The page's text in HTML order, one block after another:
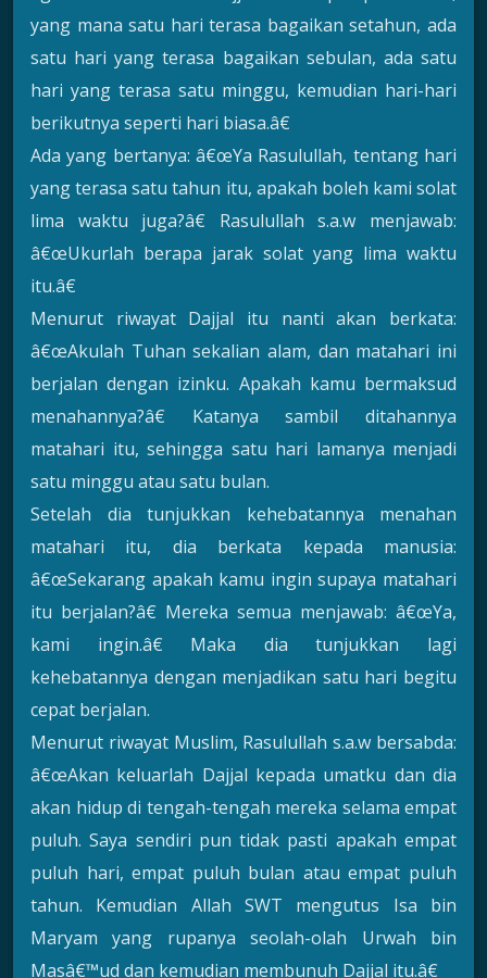
yang mana satu hari terasa bagaikan setahun, ada
satu hari yang terasa bagaikan sebulan, ada satu
hari yang terasa satu minggu, kemudian hari-hari
berikutnya seperti hari biasa.â€
Ada yang bertanya: â€œYa Rasulullah, tentang hari
yang terasa satu tahun itu, apakah boleh kami solat
lima waktu juga?â€ Rasulullah s.a.w menjawab:
â€œUkurlah berapa jarak solat yang lima waktu
itu.â€
Menurut riwayat Dajjal itu nanti akan berkata:
â€œAkulah Tuhan sekalian alam, dan matahari ini
berjalan dengan izinku. Apakah kamu bermaksud
menahannya?â€ Katanya sambil ditahannya
matahari itu, sehingga satu hari lamanya menjadi
satu minggu atau satu bulan.
Setelah dia tunjukkan kehebatannya menahan
matahari itu, dia berkata kepada manusia:
â€œSekarang apakah kamu ingin supaya matahari
itu berjalan?â€ Mereka semua menjawab: â€œYa,
kami ingin.â€ Maka dia tunjukkan lagi
kehebatannya dengan menjadikan satu hari begitu
cepat berjalan.
Menurut riwayat Muslim, Rasulullah s.a.w bersabda:
â€œAkan keluarlah Dajjal kepada umatku dan dia
akan hidup di tengah-tengah mereka selama empat
puluh. Saya sendiri pun tidak pasti apakah empat
puluh hari, empat puluh bulan atau empat puluh
tahun. Kemudian Allah SWT mengutus Isa bin
Maryam yang rupanya seolah-olah Urwah bin
Masâ€™ud dan kemudian membunuh Dajjal itu.â€